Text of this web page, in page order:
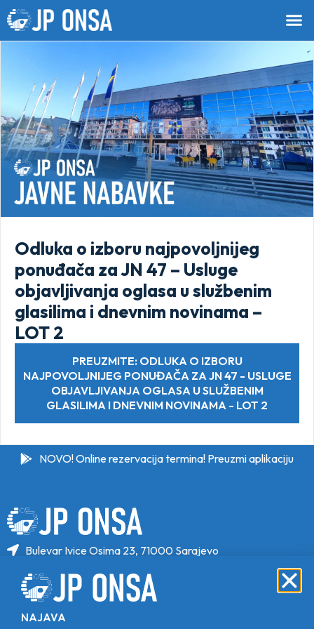
Odluka o izboru najpovoljnijeg
ponuđača za JN 47 – Usluge
objavljivanja oglasa u službenim
glasilima i dnevnim novinama –
LOT 2
PREUZMITE: ODLUKA O IZBORU
NAJPOVOLJNIJEG PONUĐAČA ZA JN 47 - USLUGE
OBJAVLJIVANJA OGLASA U SLUŽBENIM
GLASILIMA I DNEVNIM NOVINAMA - LOT 2
NOVO! Online rezervacija termina! Preuzmi aplikaciju
Bulevar Ivice Osima 23, 71000 Sarajevo
+387 33 646 471
info@jponsa.ba
NAJAVA